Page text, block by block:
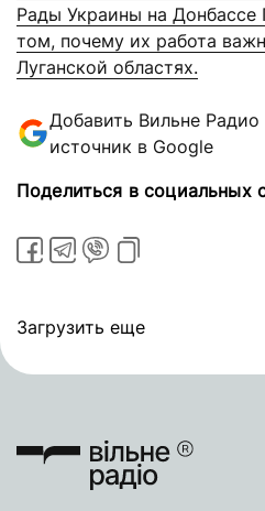
Рады Украины на
том, почему их работа
Луганской областях.
Добавить Вильне
источник в Google
Поделиться в социальных
Загрузить еще